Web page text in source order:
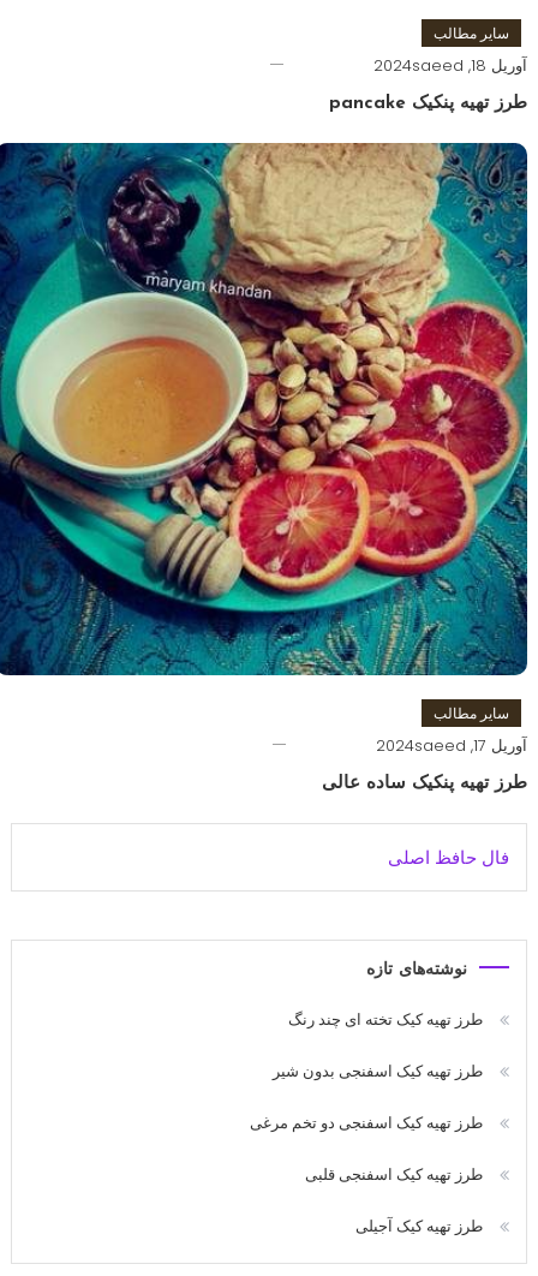
سایر مطالب
آوریل 18, 2024 saeed
طرز تهیه پنکیک pancake
سایر مطالب
آوریل 17, 2024 saeed
طرز تهیه پنکیک ساده عالی
فال حافظ اصلی
نوشته‌های تازه
طرز تهیه کیک تخته ای چند رنگ
طرز تهیه کیک اسفنجی بدون شیر
طرز تهیه کیک اسفنجی دو تخم مرغی
طرز تهیه کیک اسفنجی قلبی
طرز تهیه کیک آجیلی